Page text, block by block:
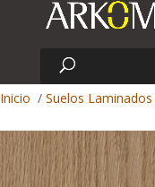
Inicio / Suelos Laminados